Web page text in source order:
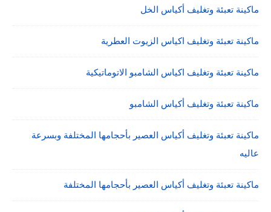
ماكينة تعبئة وتغليف أكياس الخل
ماكينة تعبئة وتغليف اكياس الزيوت العطرية
ماكينة تعبئة وتغليف اكياس الشامبو الاتوماتيكية
ماكينة تعبئة وتغليف أكياس الشامبو
ماكينة تعبئة وتغليف أكياس العصير بأحجامها المختلفة وبسرعة
عاليه
ماكينة تعبئة وتغليف أكياس العصير بأحجامها المختلفة